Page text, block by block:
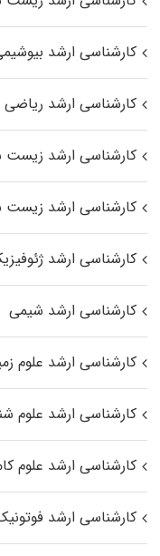
کارشناسی ارشد
کارشناسی ارشد ریاضی
کارشناسی ارشد
کارشناسی ارشد زیست‌
کارشناسی ارشد
کارشناسی ارشد شیمی
کارشناسی ارشد علوم
کارشناسی ارشد علوم
کارشناسی ارشد علوم
کارشناسی ارشد